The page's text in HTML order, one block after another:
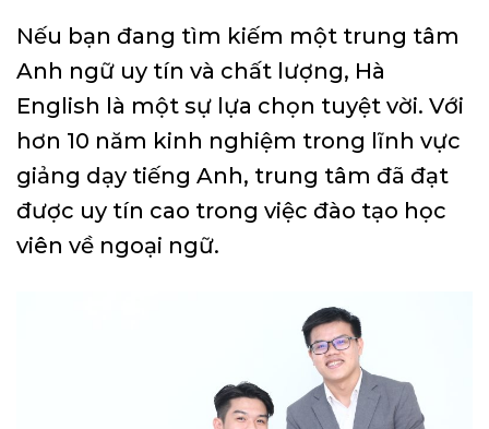
Nếu bạn đang tìm kiếm một trung tâm
Anh ngữ uy tín và chất lượng, Hà
English là một sự lựa chọn tuyệt vời. Với
hơn 10 năm kinh nghiệm trong lĩnh vực
giảng dạy tiếng Anh, trung tâm đã đạt
được uy tín cao trong việc đào tạo học
viên về ngoại ngữ.